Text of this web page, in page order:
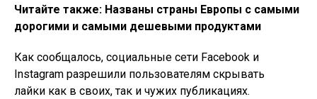
Читайте также: Названы страны Европы с самыми
дорогими и самыми дешевыми продуктами
Как сообщалось, социальные сети Facebook и
Instagram разрешили пользователям скрывать
лайки как в своих, так и чужих публикациях.